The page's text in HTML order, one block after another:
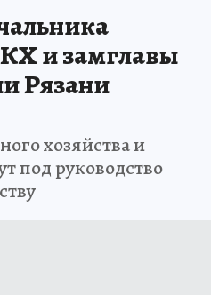
и замглавы
Рязани
хозяйства и
под руководство